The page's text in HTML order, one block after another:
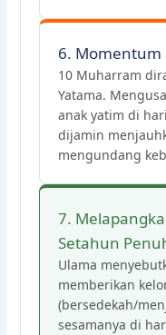
6. Momentum
10 Muharram
Yatama.
anak yatim di
dijamin
mengundang
7.
Setahun
Ulama
memberikan
(bersedekah/
sesamanya di